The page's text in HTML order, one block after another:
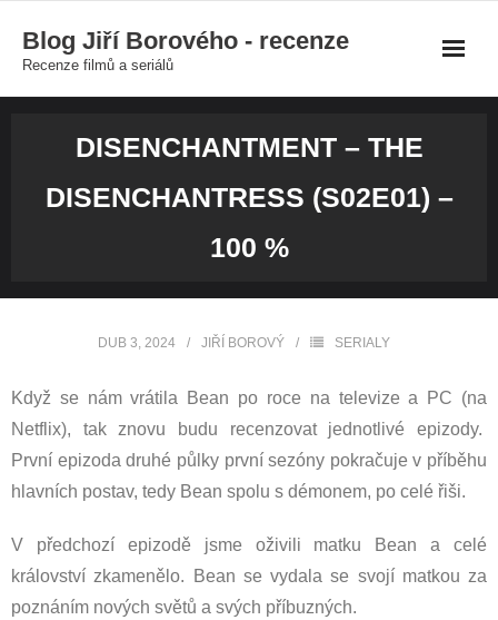
content
Blog Jiří Borového - recenze
Recenze filmů a seriálů
DISENCHANTMENT – THE
DISENCHANTRESS (S02E01) –
100 %
DUB 3, 2024 JIŘÍ BOROVÝ SERIALY
Když se nám vrátila Bean po roce na televize a PC (na
Netflix), tak znovu budu recenzovat jednotlivé epizody.
První epizoda druhé půlky první sezóny pokračuje v příběhu
hlavních postav, tedy Bean spolu s démonem, po celé řiši.
V předchozí epizodě jsme oživili matku Bean a celé
království zkamenělo. Bean se vydala se svojí matkou za
poznáním nových světů a svých příbuzných.